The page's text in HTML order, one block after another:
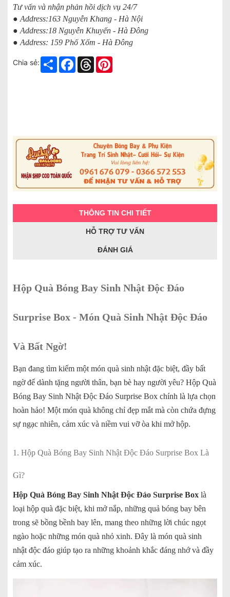
Tư vấn và nhận phản hồi dịch vụ 24/7
● Address:163 Nguyễn Khang - Hà Nội
● Address:18 Nguyễn Khuyến - Hà Đông
● Address: 159 Phố Xốm - Hà Đông
Chia sẻ: Share Facebook
Threads
THÔNG TIN CHI TIẾT
HỖ TRỢ TƯ VẤN
ĐÁNH GIÁ
Hộp Quà Bóng Bay Sinh Nhật Độc Đáo
Surprise Box - Món Quà Sinh Nhật Độc Đáo
Và Bất Ngờ!
Bạn đang tìm kiếm một món quà sinh nhật đặc biệt, đầy bất
ngờ để dành tặng người thân, bạn bè hay người yêu? Hộp Quà
Bóng Bay Sinh Nhật Độc Đáo Surprise Box chính là lựa chọn
hoàn hảo! Một món quà không chỉ đẹp mắt mà còn chứa đựng
sự ngạc nhiên, cảm xúc và niềm vui vỡ òa khi mở hộp.
1. Hộp Quà Bóng Bay Sinh Nhật Độc Đáo Surprise Box Là
Gì?
Hộp Quà Bóng Bay Sinh Nhật Độc Đáo Surprise Box là
loại hộp quà đặc biệt, khi mở nắp, những quả bóng bay bên
trong sẽ bồng bềnh bay lên, mang theo những lời chúc ngọt
ngào hoặc những món quà nhỏ xinh. Đây là món quà sinh
nhật độc đáo giúp tạo ra những khoảnh khắc đáng nhớ và đầy
cảm xúc.